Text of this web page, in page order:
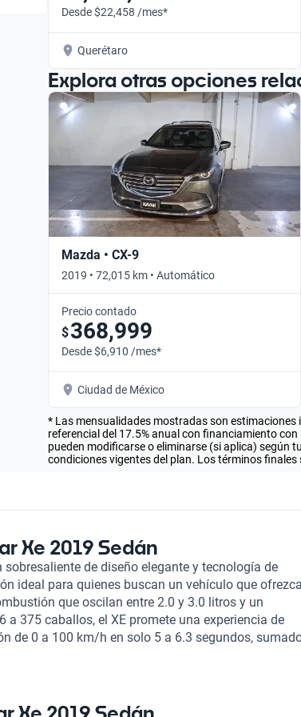
Desde $22,458 /mes*
Querétaro
Explora otras opciones
Mazda • CX-9
2019 • 72,015 km • Automático
Precio contado
$368,999
Desde $6,910 /mes*
Ciudad de México
* Las mensualidades mostradas son estimaciones
referencial del 17.5% anual con financiamiento
pueden modificarse o eliminarse (si aplica) según
condiciones vigentes del plan. Los términos
Xe 2019 Sedán
de diseño elegante y tecnología de
ideal para quienes buscan un vehículo que ofrezca
que oscilan entre 2.0 y 3.0 litros y un
a 375 caballos, el XE promete una experiencia de
de 0 a 100 km/h en solo 5 a 6.3 segundos,
como un competidor destacado en su
asistencia en la conducción aseguran mayor